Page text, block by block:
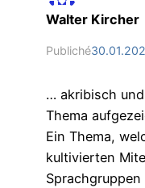
Walter Kircher
Publiché
… akribisch
Thema
Ein Thema,
kultivierten